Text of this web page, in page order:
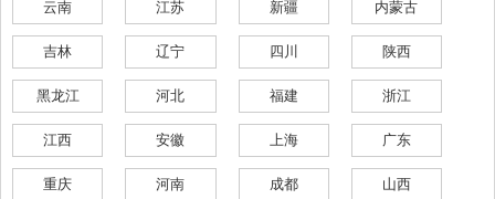
云南 江苏 新疆 内蒙古
吉林 辽宁 四川 陕西
黑龙江 河北 福建 浙江
江西 安徽 上海 广东
重庆 河南 成都 山西